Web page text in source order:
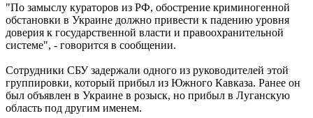
"По замыслу кураторов из РФ, обострение криминогенной
обстановки в Украине должно привести к падению уровня
доверия к государственной власти и правоохранительной
системе", - говорится в сообщении.
Сотрудники СБУ задержали одного из руководителей этой
группировки, который прибыл из Южного Кавказа. Ранее он
был объявлен в Украине в розыск, но прибыл в Луганскую
область под другим именем.